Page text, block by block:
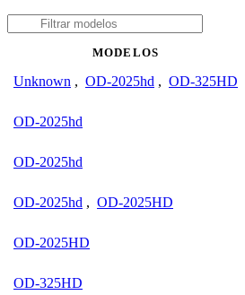
MODELOS
Unknown , OD-2025hd , OD-325HD
OD-2025hd
OD-2025hd
OD-2025hd , OD-2025HD
OD-2025HD
OD-325HD